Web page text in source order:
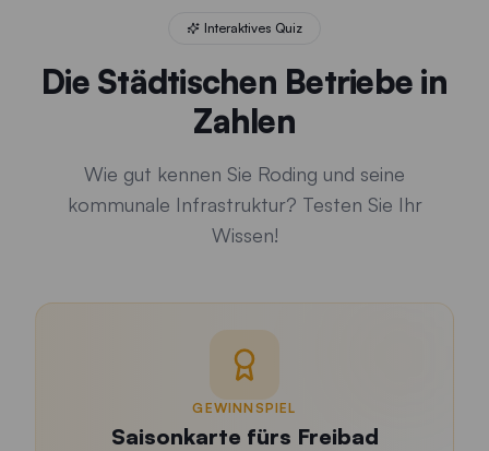
Quiz gestartet. Frage 1 von 5: Welche Temperatur hat das
Interaktives Quiz
Die Städtischen Betriebe in
Zahlen
Wie gut kennen Sie Roding und seine
kommunale Infrastruktur? Testen Sie Ihr
Wissen!
GEWINNSPIEL
Saisonkarte fürs Freibad